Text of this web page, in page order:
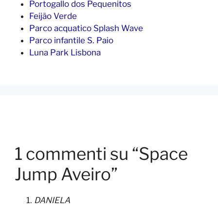
Portogallo dos Pequenitos
Feijão Verde
Parco acquatico Splash Wave
Parco infantile S. Paio
Luna Park Lisbona
1 commenti su “Space
Jump Aveiro”
DANIELA